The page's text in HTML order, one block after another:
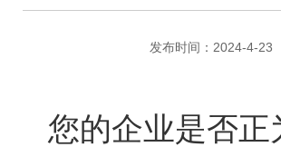
发布时间：2024-4-23
您的企业是否